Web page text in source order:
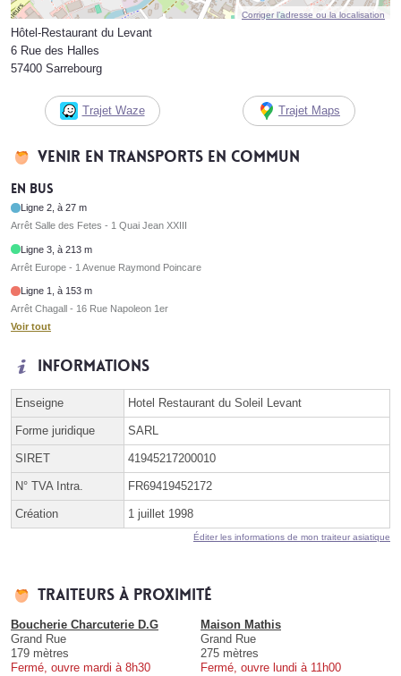
Corriger l’adresse ou la localisation
Hôtel-Restaurant du Levant
6 Rue des Halles
57400 Sarrebourg
Trajet Waze Trajet Maps
Venir en transports en commun
En bus
Ligne 2, à 27 m
Arrêt Salle des Fetes - 1 Quai Jean XXIII
Ligne 3, à 213 m
Arrêt Europe - 1 Avenue Raymond Poincare
Ligne 1, à 153 m
Arrêt Chagall - 16 Rue Napoleon 1er
Voir tout
Informations
Enseigne Hotel Restaurant du Soleil Levant
Forme juridique SARL
SIRET 41945217200010
N° TVA Intra. FR69419452172
Création 1 juillet 1998
Éditer les informations de mon traiteur asiatique
Traiteurs à proximité
Boucherie Charcuterie D.G
Grand Rue
179 mètres
Fermé, ouvre mardi à 8h30
Maison Mathis
Grand Rue
275 mètres
Fermé, ouvre lundi à 11h00